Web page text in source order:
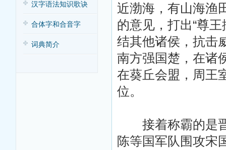
汉字语法知识歌诀
合体字和合音字
词典简介
近渤海，有山海渔
的意见，打出“尊
结其他诸侯，抗击
南方强国楚，在诸
在葵丘会盟，周王
位。
接着称霸的是晋
陈等国军队围攻宋